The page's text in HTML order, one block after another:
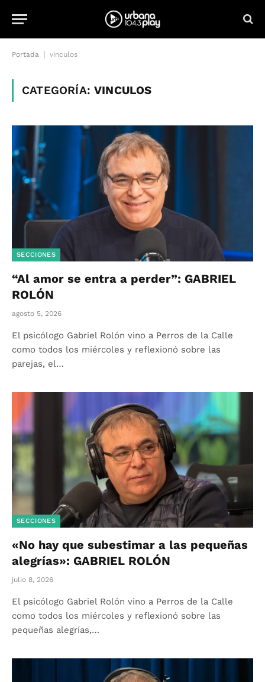
Portada vinculos
CATEGORÍA:VINCULOS
SECCIONES
“Al amor se entra a perder”: GABRIEL
ROLÓN
agosto 5, 2026
El psicólogo Gabriel Rolón vino a Perros de la Calle
como todos los miércoles y reflexionó sobre las
parejas, el…
SECCIONES
«No hay que subestimar a las pequeñas
alegrías»: GABRIEL ROLÓN
julio 8, 2026
El psicólogo Gabriel Rolón vino a Perros de la Calle
como todos los miércoles y reflexionó sobre las
pequeñas alegrías,…